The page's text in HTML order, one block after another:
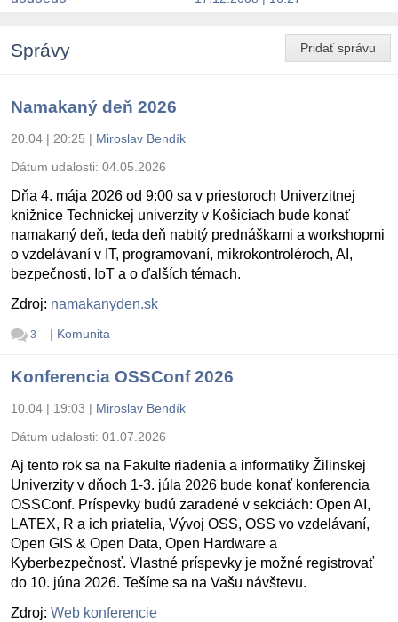
Pridať správu
Správy
Namakaný deň 2026
20.04 | 20:25 | Miroslav Bendík
Dátum udalosti: 04.05.2026
Dňa 4. mája 2026 od 9:00 sa v priestoroch Univerzitnej
knižnice Technickej univerzity v Košiciach bude konať
namakaný deň, teda deň nabitý prednáškami a workshopmi
o vzdelávaní v IT, programovaní, mikrokontroléroch, AI,
bezpečnosti, IoT a o ďalších témach.
Zdroj: namakanyden.sk
3 | Komunita
Konferencia OSSConf 2026
10.04 | 19:03 | Miroslav Bendík
Dátum udalosti: 01.07.2026
Aj tento rok sa na Fakulte riadenia a informatiky Žilinskej
Univerzity v dňoch 1-3. júla 2026 bude konať konferencia
OSSConf. Príspevky budú zaradené v sekciách: Open AI,
LATEX, R a ich priatelia, Vývoj OSS, OSS vo vzdelávaní,
Open GIS & Open Data, Open Hardware a
Kyberbezpečnosť. Vlastné príspevky je možné registrovať
do 10. júna 2026. Tešíme sa na Vašu návštevu.
Zdroj: Web konferencie